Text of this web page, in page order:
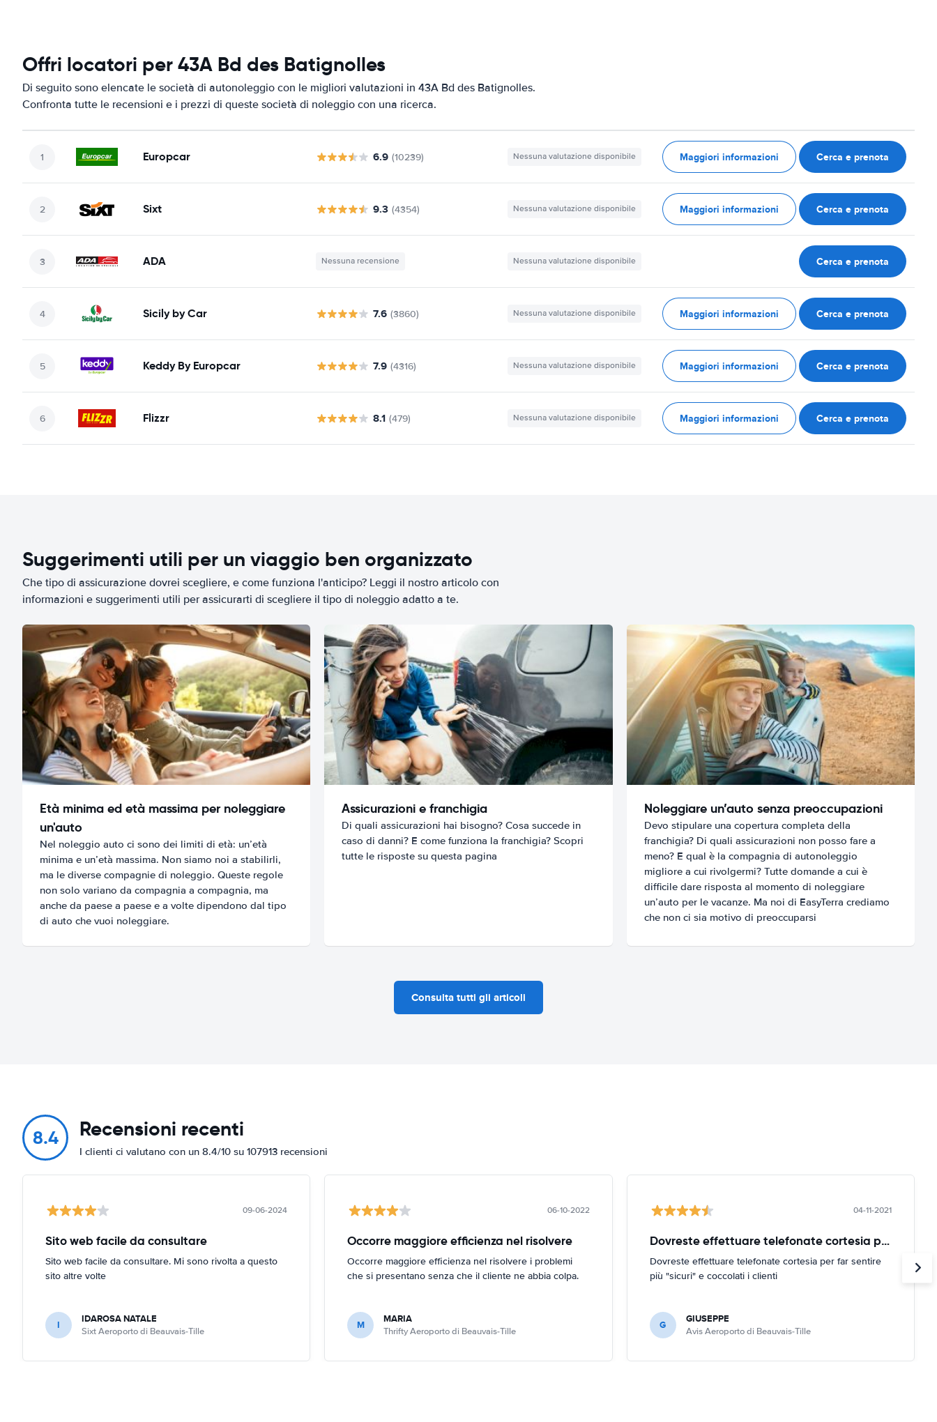
Offri locatori per 43A Bd des Batignolles
Di seguito sono elencate le società di autonoleggio con le migliori valutazioni in 43A Bd des Batignolles.
Confronta tutte le recensioni e i prezzi di queste società di noleggio con una ricerca.
Europcar 6.9 (10239) Nessuna valutazione disponibile Maggiori informazioni Cerca e prenota
Sixt 9.3 (4354) Nessuna valutazione disponibile Maggiori informazioni Cerca e prenota
ADA Nessuna recensione Nessuna valutazione disponibile Cerca e prenota
Sicily by Car 7.6 (3860) Nessuna valutazione disponibile Maggiori informazioni Cerca e prenota
Keddy By Europcar 7.9 (4316) Nessuna valutazione disponibile Maggiori informazioni Cerca e prenota
Flizzr 8.1 (479) Nessuna valutazione disponibile Maggiori informazioni Cerca e prenota
Suggerimenti utili per un viaggio ben organizzato
Che tipo di assicurazione dovrei scegliere, e come funziona l'anticipo? Leggi il nostro articolo con
informazioni e suggerimenti utili per assicurarti di scegliere il tipo di noleggio adatto a te.
Età minima ed età massima per noleggiare
un'auto
Nel noleggio auto ci sono dei limiti di età: un’età
minima e un’età massima. Non siamo noi a stabilirli,
ma le diverse compagnie di noleggio. Queste regole
non solo variano da compagnia a compagnia, ma
anche da paese a paese e a volte dipendono dal tipo
di auto che vuoi noleggiare.
Assicurazioni e franchigia
Di quali assicurazioni hai bisogno? Cosa succede in
caso di danni? E come funziona la franchigia? Scopri
tutte le risposte su questa pagina
Noleggiare un’auto senza preoccupazioni
Devo stipulare una copertura completa della
franchigia? Di quali assicurazioni non posso fare a
meno? E qual è la compagnia di autonoleggio
migliore a cui rivolgermi? Tutte domande a cui è
difficile dare risposta al momento di noleggiare
un’auto per le vacanze. Ma noi di EasyTerra crediamo
che non ci sia motivo di preoccuparsi
Consulta tutti gli articoli
8.4 Recensioni recenti
I clienti ci valutano con un 8.4/10 su 107913 recensioni
09-06-2024
Sito web facile da consultare
Sito web facile da consultare. Mi sono rivolta a questo
sito altre volte
I IDAROSA NATALE
Sixt Aeroporto di Beauvais-Tille
06-10-2022
Occorre maggiore efficienza nel risolvere
Occorre maggiore efficienza nel risolvere i problemi
che si presentano senza che il cliente ne abbia colpa.
M MARIA
Thrifty Aeroporto di Beauvais-Tille
04-11-2021
Dovreste effettuare telefonate cortesia per
Dovreste effettuare telefonate cortesia per far sentire
più "sicuri" e coccolati i clienti
G GIUSEPPE
Avis Aeroporto di Beauvais-Tille